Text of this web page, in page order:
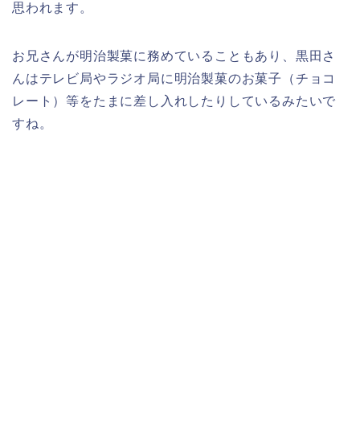
思われます。
お兄さんが明治製菓に務めていることもあり、黒田さ
んはテレビ局やラジオ局に明治製菓のお菓子（チョコ
レート）等をたまに差し入れしたりしているみたいで
すね。